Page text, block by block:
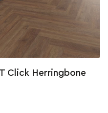
Click Herringbone